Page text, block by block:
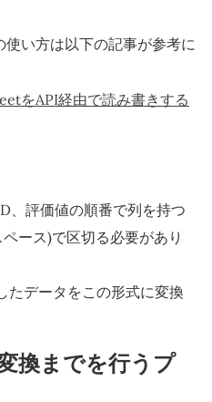
使い方は以下の記事が参考に
をAPI経由で読み書きする
、評価値の順番で列を持つ
ペース)で区切る必要があり
たデータをこの形式に変換
換までを行うプ